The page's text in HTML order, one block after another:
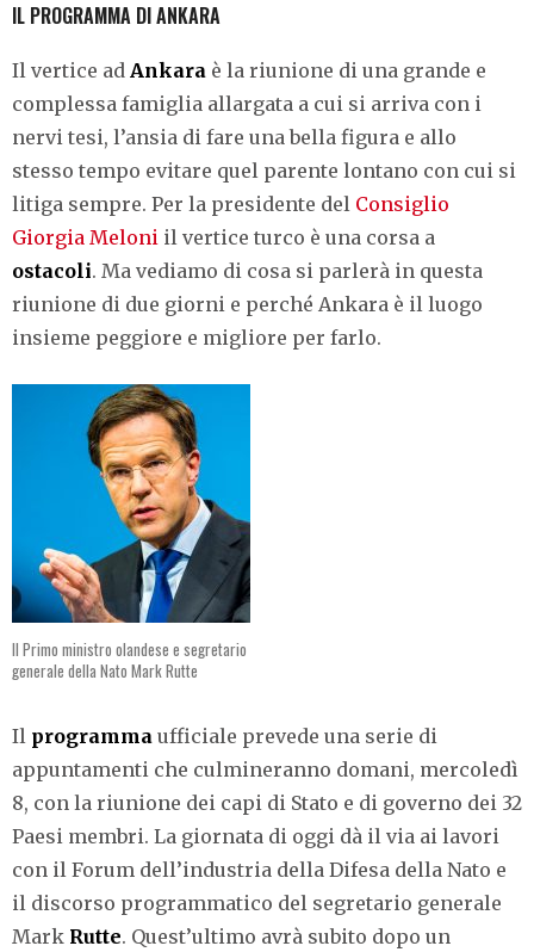
IL PROGRAMMA DI ANKARA
Il vertice ad Ankara è la riunione di una grande e
complessa famiglia allargata a cui si arriva con i
nervi tesi, l’ansia di fare una bella figura e allo
stesso tempo evitare quel parente lontano con cui si
litiga sempre. Per la presidente del Consiglio
Giorgia Meloni il vertice turco è una corsa a
ostacoli. Ma vediamo di cosa si parlerà in questa
riunione di due giorni e perché Ankara è il luogo
insieme peggiore e migliore per farlo.
Il Primo ministro olandese e segretario
generale della Nato Mark Rutte
Il programma ufficiale prevede una serie di
appuntamenti che culmineranno domani, mercoledì
8, con la riunione dei capi di Stato e di governo dei 32
Paesi membri. La giornata di oggi dà il via ai lavori
con il Forum dell’industria della Difesa della Nato e
il discorso programmatico del segretario generale
Mark Rutte. Quest’ultimo avrà subito dopo un